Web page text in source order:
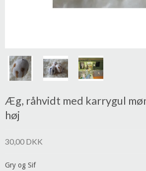
Æg, råhvidt med karrygul
høj
30,00 DKK
Gry og Sif